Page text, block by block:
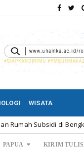
WISATA
di Bengkayang
PAPUA KIRIM